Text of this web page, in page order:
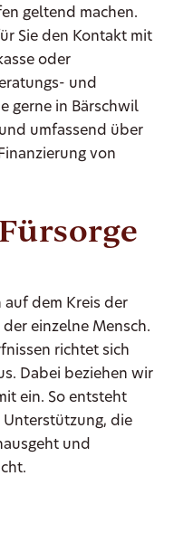
geltend machen.
Sie den Kontakt mit
oder
und
gerne in Bärschwil
umfassend über
von
auf dem Kreis der
einzelne Mensch.
richtet sich
Dabei beziehen wir
ein. So entsteht
die
und